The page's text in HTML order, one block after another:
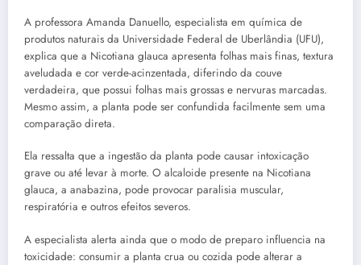
A professora Amanda Danuello, especialista em química de
produtos naturais da Universidade Federal de Uberlândia (UFU),
explica que a Nicotiana glauca apresenta folhas mais finas, textura
aveludada e cor verde-acinzentada, diferindo da couve
verdadeira, que possui folhas mais grossas e nervuras marcadas.
Mesmo assim, a planta pode ser confundida facilmente sem uma
comparação direta.
Ela ressalta que a ingestão da planta pode causar intoxicação
grave ou até levar à morte. O alcaloide presente na Nicotiana
glauca, a anabazina, pode provocar paralisia muscular,
respiratória e outros efeitos severos.
A especialista alerta ainda que o modo de preparo influencia na
toxicidade: consumir a planta crua ou cozida pode alterar a